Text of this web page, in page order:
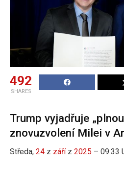
492
SHARES
Trump vyjadřuje
znovuzvolení Milei v
Středa, 24 z záříz 2025 – 09:33